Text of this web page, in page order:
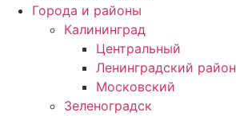
Города и районы
Калининград
Центральный
Ленинградский район
Московский
Зеленоградск